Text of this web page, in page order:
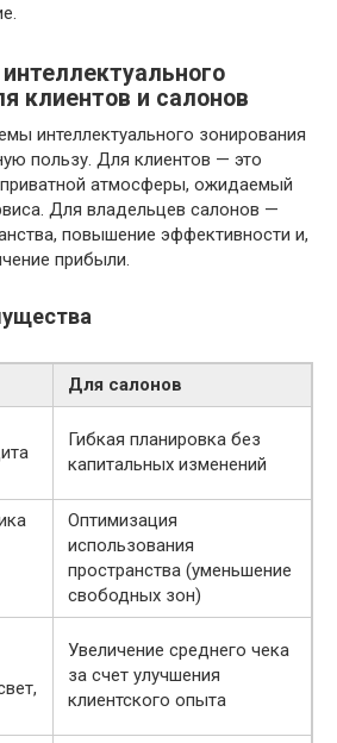
клиентов и салонов
интеллектуального зонирования
пользу. Для клиентов — это
атмосферы, ожидаемый
Для владельцев салонов —
повышение эффективности и,
прибыли.
Для салонов
Гибкая планировка без
капитальных изменений
Оптимизация
использования
пространства (уменьшение
свободных зон)
Увеличение среднего чека
за счет улучшения
клиентского опыта